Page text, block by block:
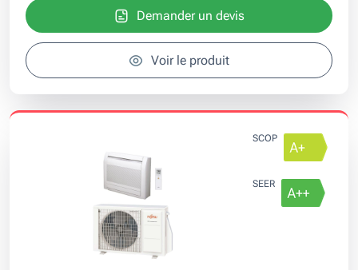
Demander un devis
Voir le produit
SCOP
SEER